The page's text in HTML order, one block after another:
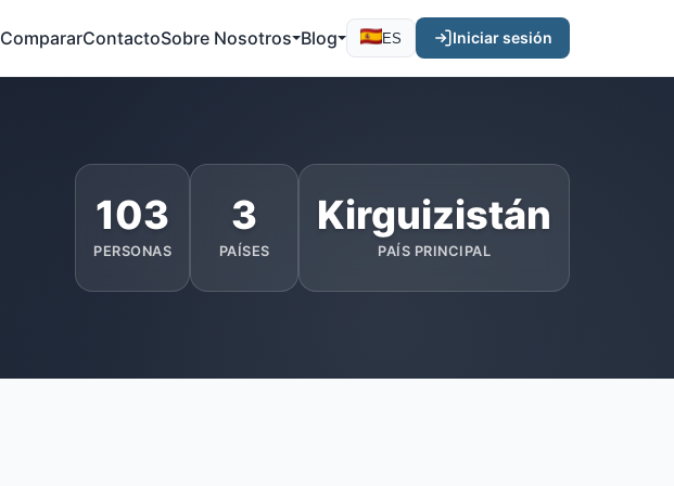
CompararContactoSobre Nosotros Blog ES Iniciar sesión
103
PERSONAS
3
PAÍSES
Kirguizistán
PAÍS PRINCIPAL